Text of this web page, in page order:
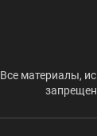
Все материалы,